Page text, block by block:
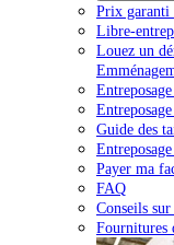
Prix garanti
Libre-
Louez un
Guide des
Payer ma
FAQ
Conseils
Fournitures